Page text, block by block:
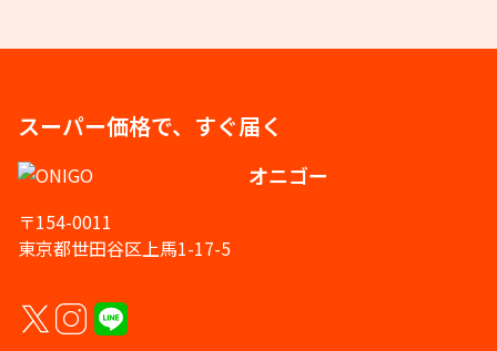
スーパー価格で、すぐ届く
オニゴー
〒154-0011
東京都世田谷区上馬1-17-5